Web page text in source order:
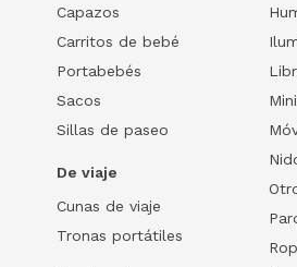
Capazos
Carritos de bebé
Portabebés
Sacos
Sillas de paseo
De viaje
Cunas de viaje
Tronas portátiles